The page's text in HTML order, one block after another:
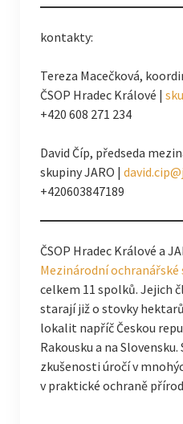
kontakty:
Tereza Macečková,
ČSOP Hradec Králové |
+420 608 271 234
David Číp, předseda
skupiny JARO |
+420603847189
ČSOP Hradec Králové a
Mezinárodní ochranářské
celkem 11 spolků. Jejich
starají již o stovky
lokalit napříč Českou
Rakousku a na
zkušenosti úročí v
v praktické ochraně